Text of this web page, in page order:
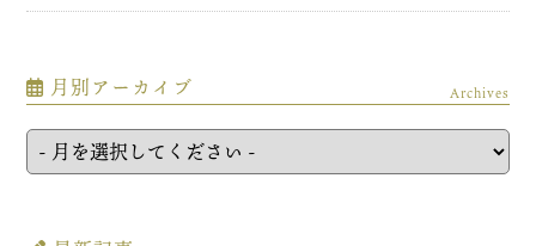
月別アーカイブ Archives